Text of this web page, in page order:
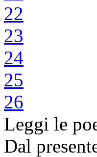
22
23
24
25
26
Leggi le
Dal